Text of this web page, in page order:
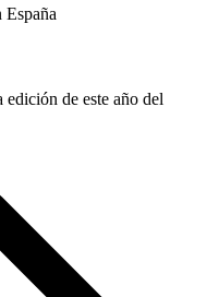
de este año del